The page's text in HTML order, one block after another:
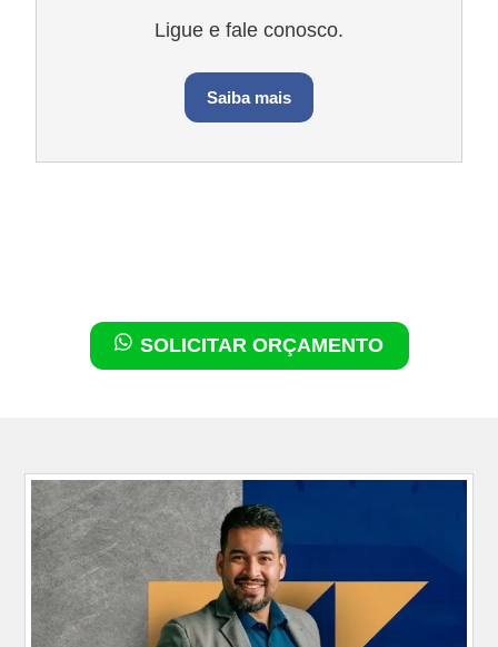
Ligue e fale conosco.
Saiba mais
SOLICITAR ORÇAMENTO